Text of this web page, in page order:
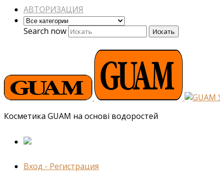
АВТОРИЗАЦИЯ
Search now
Искать
Косметика GUAM на основі водоростей
Вход - Регистрация